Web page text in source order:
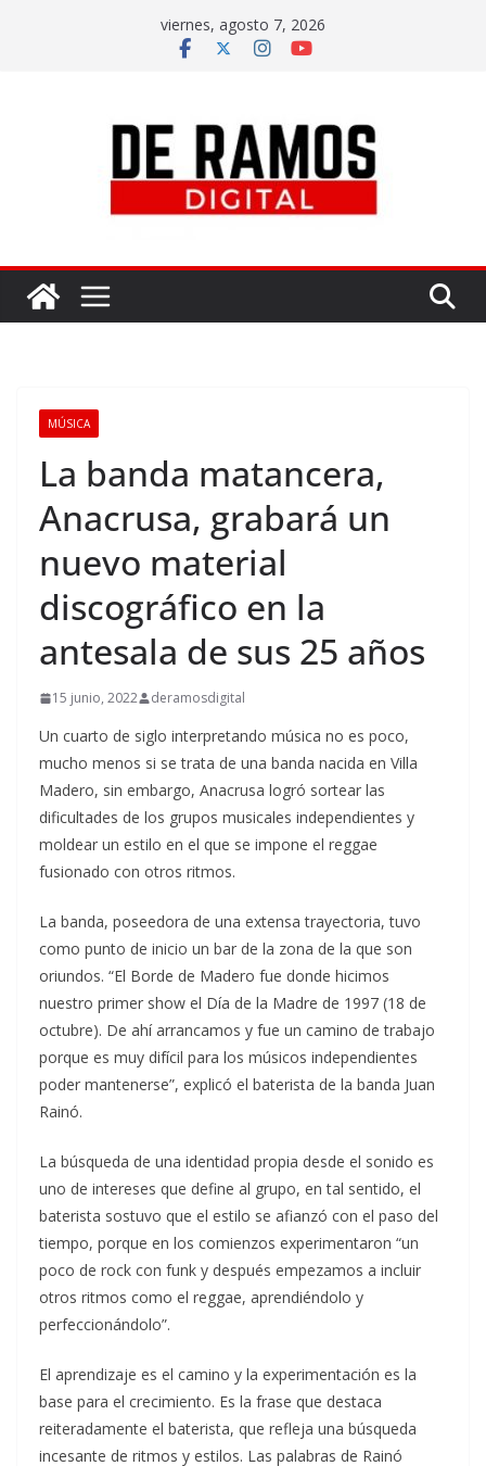
viernes, agosto 7, 2026
MÚSICA
La banda matancera,
Anacrusa, grabará un
nuevo material
discográfico en la
antesala de sus 25 años
15 junio, 2022 deramosdigital
Un cuarto de siglo interpretando música no es poco,
mucho menos si se trata de una banda nacida en Villa
Madero, sin embargo, Anacrusa logró sortear las
dificultades de los grupos musicales independientes y
moldear un estilo en el que se impone el reggae
fusionado con otros ritmos.
La banda, poseedora de una extensa trayectoria, tuvo
como punto de inicio un bar de la zona de la que son
oriundos. “El Borde de Madero fue donde hicimos
nuestro primer show el Día de la Madre de 1997 (18 de
octubre). De ahí arrancamos y fue un camino de trabajo
porque es muy difícil para los músicos independientes
poder mantenerse”, explicó el baterista de la banda Juan
Rainó.
La búsqueda de una identidad propia desde el sonido es
uno de intereses que define al grupo, en tal sentido, el
baterista sostuvo que el estilo se afianzó con el paso del
tiempo, porque en los comienzos experimentaron “un
poco de rock con funk y después empezamos a incluir
otros ritmos como el reggae, aprendiéndolo y
perfeccionándolo”.
El aprendizaje es el camino y la experimentación es la
base para el crecimiento. Es la frase que destaca
reiteradamente el baterista, que refleja una búsqueda
incesante de ritmos y estilos. Las palabras de Rainó